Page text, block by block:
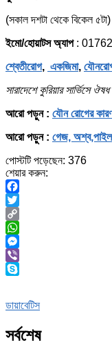
(সকাল দশটা থেকে বিকেল ৫টা)
ইমো/হোয়াটস অ্যাপ:
শ্বেতীরোগ, একজিমা,
সারাদেশে কুরিয়ার সার্ভিসে
আরো পড়ুন : যৌন রোগের
আরো পড়ুন : গেজ,
পোস্টটি পড়েছেন: 376
শেয়ার করুন:
Facebook
Twitter
Copy
Link
WhatsApp
Messenger
Viber
ডায়াবেটিস
সর্বশেষ